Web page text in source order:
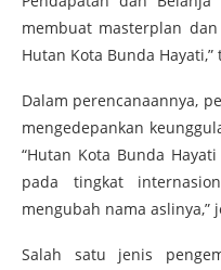
membuat masterplan
Hutan Kota Bunda
Dalam perencanaannya,
mengedepankan
“Hutan Kota Bunda
pada tingkat
mengubah nama aslinya,”
Salah satu jenis